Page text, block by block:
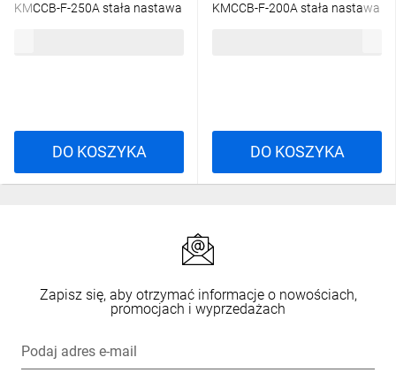
KMCCB-F-250A stała nastawa
DO KOSZYKA
KMCCB-F-200A stała nastawa
DO KOSZYKA
Zapisz się, aby otrzymać informacje o nowościach,
promocjach i wyprzedażach
Podaj adres e-mail